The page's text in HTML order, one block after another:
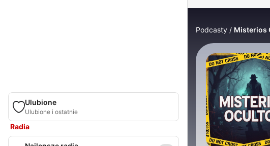
Ulubione
Ulubione i ostatnie
Radia
Podcasty Misterios